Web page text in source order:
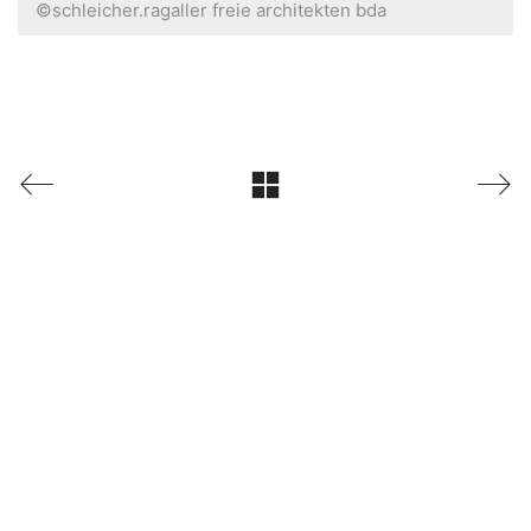
©schleicher.ragaller freie architekten bda